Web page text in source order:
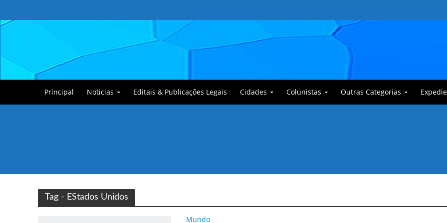
Principal Noticias Editais & Publicações Legais Cidades Colunistas Outras Categorias
Tag - EStados Unidos
Mundo